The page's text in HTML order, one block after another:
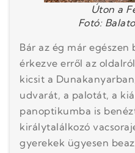
Úton a
Fotó:
Bár az ég már egészen
érkezve erről az
kicsit a
udvarát, a palotát, a
panoptikumba is
királytalálkozó
gyerekek ügyesen